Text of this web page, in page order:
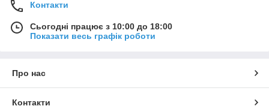
Контакти
Сьогодні працює з 10:00 до 18:00
Показати весь графік роботи
Про нас
Контакти